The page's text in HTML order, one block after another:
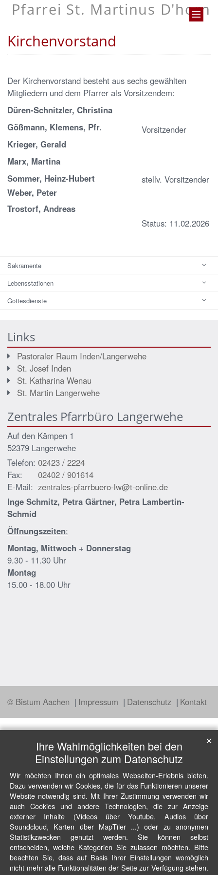
Pfarrei St. Martinus D'horn
Kirchenvorstand
Der Kirchenvorstand besteht aus sechs gewählten
Mitgliedern und dem Pfarrer als Vorsitzendem:
Düren-Schnitzler, Christina
Gößmann, Klemens, Pfr.
Vorsitzender
Krieger, Gerald
Marx, Martina
Sommer, Heinz-Hubert
stellv. Vorsitzender
Weber, Peter
Trostorf, Andreas
Status: 11.02.2026
Sakramente
Lebensstationen
Gottesdienste
Links
Pastoraler Raum Inden/Langerwehe
St. Josef Inden
St. Katharina Wenau
St. Martin Langerwehe
Zentrales Pfarrbüro Langerwehe
Auf den Kämpen 1
52379 Langerwehe
Telefon: 02423 / 2224
Fax:
02402 / 901614
E-Mail: zentrales-pfarrbuero-lw@t-online.de
Inge Schmitz, Petra Gärtner, Petra Lambertin-
Schmid
Öffnungszeiten:
Montag, Mittwoch + Donnerstag
9.30 - 11.30 Uhr
Montag
15.00 - 18.00 Uhr
© Bistum Aachen Impressum Datenschutz Kontakt
Ihre Wahlmöglichkeiten bei den
Einstellungen zum Datenschutz
Wir möchten Ihnen ein optimales Webseiten-Erlebnis bieten.
Dazu verwenden wir Cookies, die für das Funktionieren unserer
Website notwendig sind. Mit Ihrer Zustimmung verwenden wir
auch Cookies und andere Technologien, die zur Anzeige
externer Inhalte (Videos über Youtube, Audios über
Soundcloud, Karten über MapTiler ...) oder zu anonymen
Statistikzwecken genutzt werden. Sie können selbst
entscheiden, welche Kategorien Sie zulassen möchten. Bitte
beachten Sie, dass auf Basis Ihrer Einstellungen womöglich
nicht mehr alle Funktionalitäten der Seite zur Verfügung stehen.
✕